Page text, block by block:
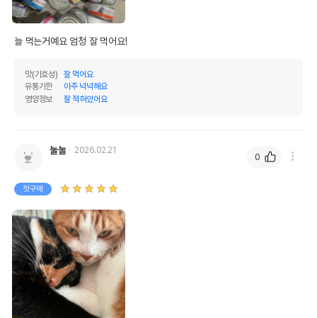
늘 먹는거예요 엄청 잘 먹어요!
맛(기호성)
잘 먹어요
유통기한
아주 넉넉해요
영양정보
잘 적혀있어요
눌눌 2026.02.21
첫구매
0